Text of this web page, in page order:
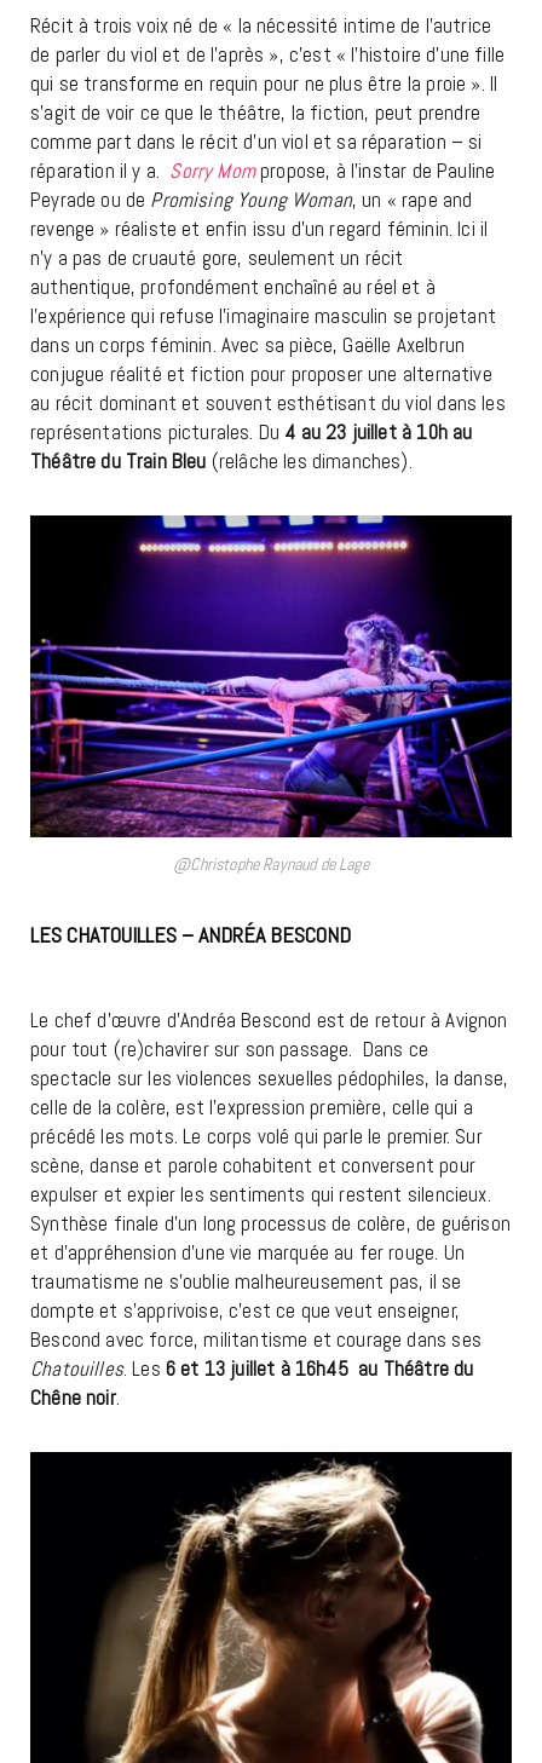
Récit à trois voix né de « la nécessité intime de l’autrice
de parler du viol et de l’après », c’est « l’histoire d’une fille
qui se transforme en requin pour ne plus être la proie ». Il
s’agit de voir ce que le théâtre, la fiction, peut prendre
comme part dans le récit d’un viol et sa réparation – si
réparation il y a. Sorry Mompropose, à l’instar de Pauline
Peyrade ou de Promising Young Woman, un « rape and
revenge » réaliste et enfin issu d’un regard féminin. Ici il
n’y a pas de cruauté gore, seulement un récit
authentique, profondément enchaîné au réel et à
l’expérience qui refuse l’imaginaire masculin se projetant
dans un corps féminin. Avec sa pièce, Gaëlle Axelbrun
conjugue réalité et fiction pour proposer une alternative
au récit dominant et souvent esthétisant du viol dans les
représentations picturales. Du 4 au 23 juillet à 10h au
Théâtre du Train Bleu (relâche les dimanches).
@Christophe Raynaud de Lage
LES CHATOUILLES – ANDRÉA BESCOND
Le chef d’œuvre d’Andréa Bescond est de retour à Avignon
pour tout (re)chavirer sur son passage. Dans ce
spectacle sur les violences sexuelles pédophiles, la danse,
celle de la colère, est l’expression première, celle qui a
précédé les mots. Le corps volé qui parle le premier. Sur
scène, danse et parole cohabitent et conversent pour
expulser et expier les sentiments qui restent silencieux.
Synthèse finale d’un long processus de colère, de guérison
et d’appréhension d’une vie marquée au fer rouge. Un
traumatisme ne s’oublie malheureusement pas, il se
dompte et s’apprivoise, c’est ce que veut enseigner,
Bescond avec force, militantisme et courage dans ses
Chatouilles. Les 6 et 13 juillet à 16h45 au Théâtre du
Chêne noir.